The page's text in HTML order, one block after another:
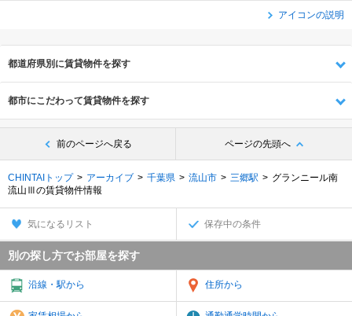
アイコンの説明
都道府県別に賃貸物件を探す
都市にこだわって賃貸物件を探す
前のページへ戻る ページの先頭へ
CHINTAIトップ アーカイブ 千葉県 流山市 三郷駅
グランニール南
流山Ⅲの賃貸物件情報
気になるリスト 保存中の条件
別の探し方でお部屋を探す
沿線・駅から 住所から